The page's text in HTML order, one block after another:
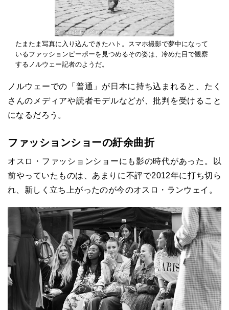
たまたま写真に入り込んできたハト。スマホ撮影で夢中になって
いるファッションピーポーを見つめるその姿は、冷めた目で観察
するノルウェー記者のようだ。
ノルウェーでの「普通」が日本に持ち込まれると、たく
さんのメディアや読者モデルなどが、批判を受けること
になるだろう。
ファッションショーの紆余曲折
オスロ・ファッションショーにも影の時代があった。以
前やっていたものは、あまりに不評で2012年に打ち切ら
れ、新しく立ち上がったのが今のオスロ・ランウェイ。